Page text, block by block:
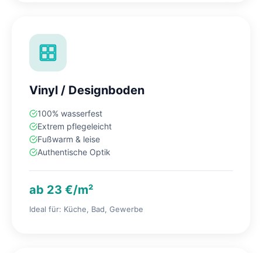
Vinyl / Designboden
100% wasserfest
Extrem pflegeleicht
Fußwarm & leise
Authentische Optik
ab 23 €/m²
Ideal für: Küche, Bad, Gewerbe